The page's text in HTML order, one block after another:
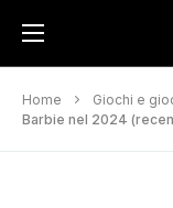
Home Giochi e
Barbie nel 2024